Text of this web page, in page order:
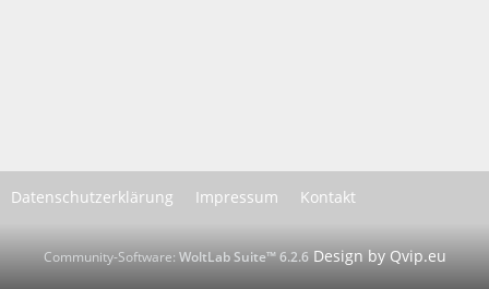
Datenschutzerklärung Impressum Kontakt
Community-Software: WoltLab Suite™ 6.2.6